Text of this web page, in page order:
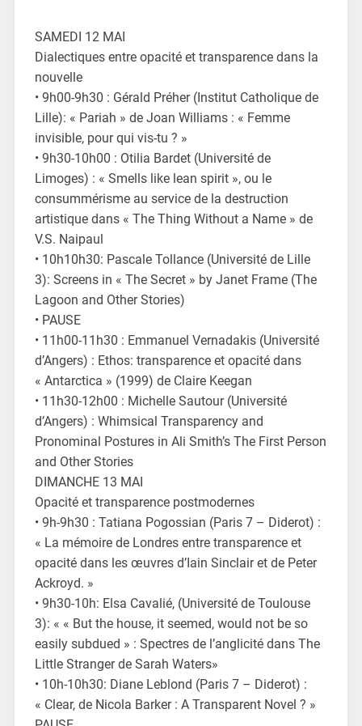
SAMEDI 12 MAI
Dialectiques entre opacité et transparence dans la
nouvelle
• 9h00-9h30 : Gérald Préher (Institut Catholique de
Lille): « Pariah » de Joan Williams : « Femme
invisible, pour qui vis-tu ? »
• 9h30-10h00 : Otilia Bardet (Université de
Limoges) : « Smells like lean spirit », ou le
consummérisme au service de la destruction
artistique dans « The Thing Without a Name » de
V.S. Naipaul
• 10h10h30: Pascale Tollance (Université de Lille
3): Screens in « The Secret » by Janet Frame (The
Lagoon and Other Stories)
• PAUSE
• 11h00-11h30 : Emmanuel Vernadakis (Université
d’Angers) : Ethos: transparence et opacité dans
« Antarctica » (1999) de Claire Keegan
• 11h30-12h00 : Michelle Sautour (Université
d’Angers) : Whimsical Transparency and
Pronominal Postures in Ali Smith’s The First Person
and Other Stories
DIMANCHE 13 MAI
Opacité et transparence postmodernes
• 9h-9h30 : Tatiana Pogossian (Paris 7 – Diderot) :
« La mémoire de Londres entre transparence et
opacité dans les œuvres d’Iain Sinclair et de Peter
Ackroyd. »
• 9h30-10h: Elsa Cavalié, (Université de Toulouse
3): « « But the house, it seemed, would not be so
easily subdued » : Spectres de l’anglicité dans The
Little Stranger de Sarah Waters»
• 10h-10h30: Diane Leblond (Paris 7 – Diderot) :
« Clear, de Nicola Barker : A Transparent Novel ? »